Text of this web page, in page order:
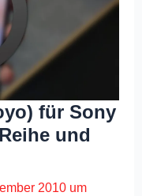
für Sony
und
2010 um